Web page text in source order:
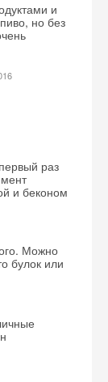
и
но без
раз
и беконом
Можно
булок или